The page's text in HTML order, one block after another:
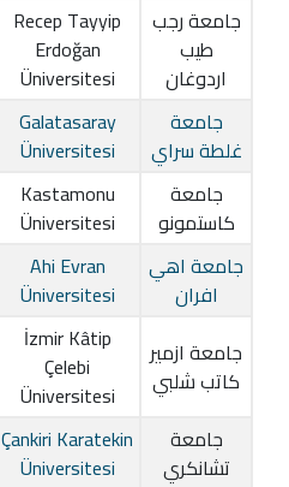
جامعة رجب
طيب
اردوغان
Recep Tayyip
Erdoğan
Üniversitesi
جامعة
غلطة سراي
Galatasaray
Üniversitesi
جامعة
كاستمونو
Kastamonu
Üniversitesi
جامعة اهي
افران
Ahi Evran
Üniversitesi
جامعة ازمير
كاتب شلبي
İzmir Kâtip
Çelebi
Üniversitesi
جامعة
تشانكري
Çankiri Karatekin
Üniversitesi